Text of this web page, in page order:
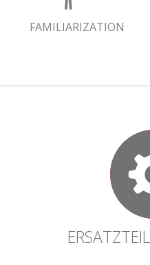
FAMILIARIZATION